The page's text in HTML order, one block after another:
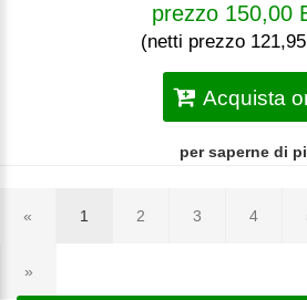
prezzo 150,00
(netti prezzo
Acquista
per saperne di
« 1 2 3 4
»